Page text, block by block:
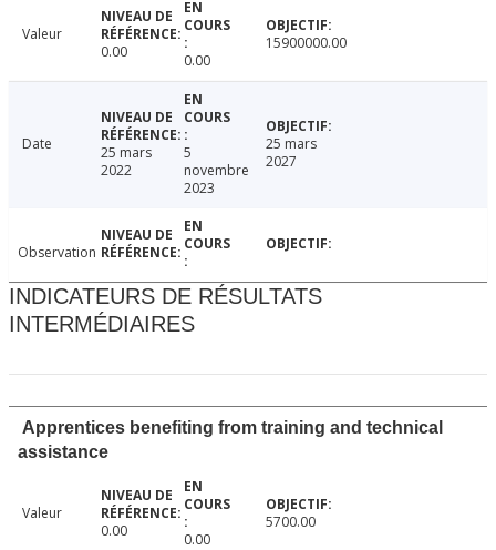
Valeur
0.00
0.00
15900000.00
Date
25 mars
2022
5
novembre
2023
25 mars
2027
Observation
INDICATEURS DE RÉSULTATS
INTERMÉDIAIRES
Apprentices benefiting from training and technical
assistance
Valeur
0.00
0.00
5700.00